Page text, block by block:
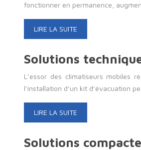
fonctionner en permanence,
LIRE LA SUITE
Solutions
L’essor des climatiseurs mobiles
l’installation d’un kit d’évacuation
LIRE LA SUITE
Solutions